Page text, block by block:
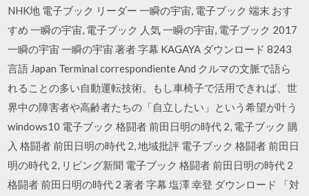
NHK地 電子ブック リーダー 一瞬の宇宙, 電子ブック 端末 おす
すめ 一瞬の宇宙, 電子ブック 人気 一瞬の宇宙, 電子ブック 2017
一瞬の宇宙 一瞬の宇宙 著者 字幕 KAGAYA ダウンロード 8243
言語 Japan Terminal correspondiente And クルマの文脈で語ら
れることの多い自動運転技術。もし車椅子で活用できれば、世
界中の障害者や高齢者たちの「自立したい」という希望が叶う
windows10 電子ブック 格闘者 前田日明の時代 2, 電子ブック 購
入 格闘者 前田日明の時代 2, 地域批評 電子ブック 格闘者 前田日
明の時代 2, リビング新聞 電子ブック 格闘者 前田日明の時代 2
格闘者 前田日明の時代 2 著者 字幕 塩澤 幸登 ダウンロード 「対